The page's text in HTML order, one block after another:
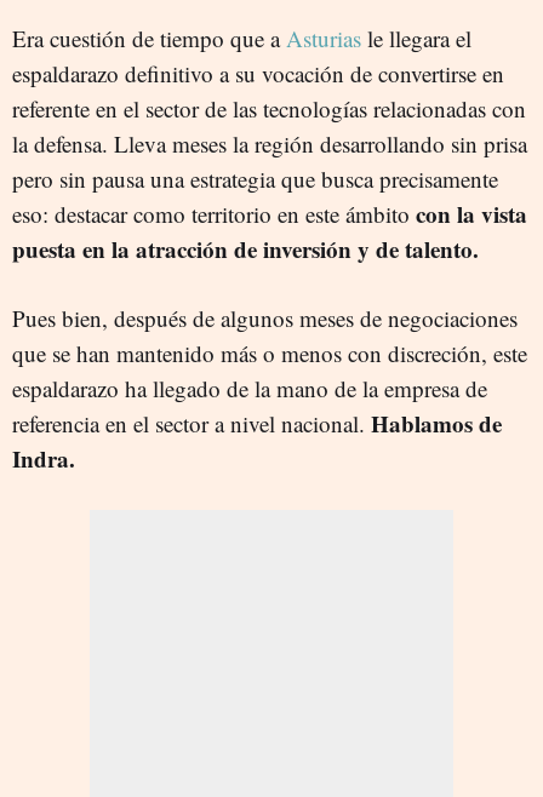
Era cuestión de tiempo que a Asturias le llegara el
espaldarazo definitivo a su vocación de convertirse en
referente en el sector de las tecnologías relacionadas con
la defensa. Lleva meses la región desarrollando sin prisa
pero sin pausa una estrategia que busca precisamente
eso: destacar como territorio en este ámbito con la vista
puesta en la atracción de inversión y de talento.
Pues bien, después de algunos meses de negociaciones
que se han mantenido más o menos con discreción, este
espaldarazo ha llegado de la mano de la empresa de
referencia en el sector a nivel nacional. Hablamos de
Indra.